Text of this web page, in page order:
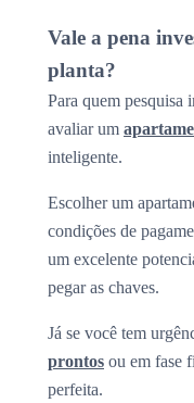
Vale a pena
planta?
Para quem pesquisa
avaliar um
inteligente.
Escolher um
condições de
um excelente
pegar as chaves.
Já se você tem
prontos ou em fase
perfeita.